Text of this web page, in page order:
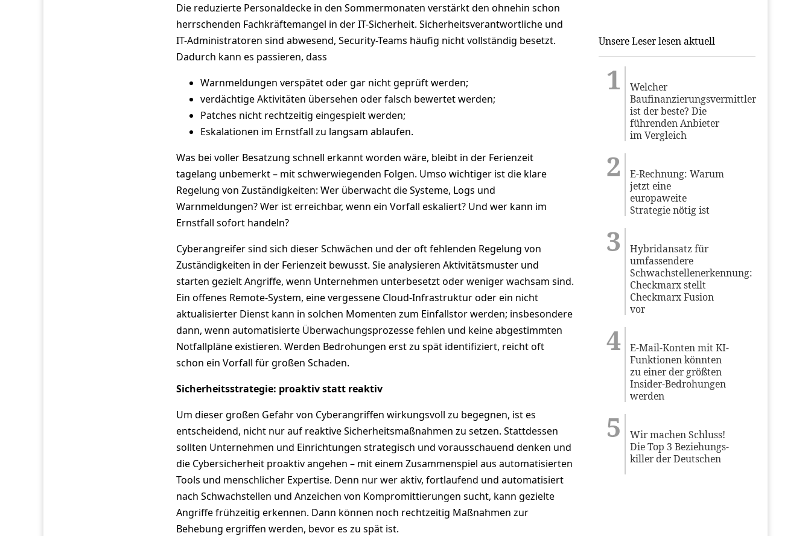
Die reduzierte Personaldecke in den Sommermonaten verstärkt den ohnehin schon
herrschenden Fachkräftemangel in der IT-Sicherheit. Sicherheitsverantwortliche und
IT-Administratoren sind abwesend, Security-Teams häufig nicht vollständig besetzt.
Dadurch kann es passieren, dass
Warnmeldungen verspätet oder gar nicht geprüft werden;
verdächtige Aktivitäten übersehen oder falsch bewertet werden;
Patches nicht rechtzeitig eingespielt werden;
Eskalationen im Ernstfall zu langsam ablaufen.
Was bei voller Besatzung schnell erkannt worden wäre, bleibt in der Ferienzeit
tagelang unbemerkt – mit schwerwiegenden Folgen. Umso wichtiger ist die klare
Regelung von Zuständigkeiten: Wer überwacht die Systeme, Logs und
Warnmeldungen? Wer ist erreichbar, wenn ein Vorfall eskaliert? Und wer kann im
Ernstfall sofort handeln?
Cyberangreifer sind sich dieser Schwächen und der oft fehlenden Regelung von
Zuständigkeiten in der Ferienzeit bewusst. Sie analysieren Aktivitätsmuster und
starten gezielt Angriffe, wenn Unternehmen unterbesetzt oder weniger wachsam sind.
Ein offenes Remote-System, eine vergessene Cloud-Infrastruktur oder ein nicht
aktualisierter Dienst kann in solchen Momenten zum Einfallstor werden; insbesondere
dann, wenn automatisierte Überwachungsprozesse fehlen und keine abgestimmten
Notfallpläne existieren. Werden Bedrohungen erst zu spät identifiziert, reicht oft
schon ein Vorfall für großen Schaden.
Sicherheitsstrategie: proaktiv statt reaktiv
Um dieser großen Gefahr von Cyberangriffen wirkungsvoll zu begegnen, ist es
entscheidend, nicht nur auf reaktive Sicherheitsmaßnahmen zu setzen. Stattdessen
sollten Unternehmen und Einrichtungen strategisch und vorausschauend denken und
die Cybersicherheit proaktiv angehen – mit einem Zusammenspiel aus automatisierten
Tools und menschlicher Expertise. Denn nur wer aktiv, fortlaufend und automatisiert
nach Schwachstellen und Anzeichen von Kompromittierungen sucht, kann gezielte
Angriffe frühzeitig erkennen. Dann können noch rechtzeitig Maßnahmen zur
Behebung ergriffen werden, bevor es zu spät ist.
Unsere Leser lesen aktuell
Welcher
Baufinanzierungsvermittler
ist der beste? Die
führenden Anbieter
im Vergleich
E-Rechnung: Warum
jetzt eine
europaweite
Strategie nötig ist
Hybridansatz für
umfassendere
Schwachstellenerkennung:
Checkmarx stellt
Checkmarx Fusion
vor
E-Mail-Konten mit KI-
Funktionen könnten
zu einer der größten
Insider-Bedrohungen
werden
Wir machen Schluss!
Die Top 3 Beziehungs-
killer der Deutschen